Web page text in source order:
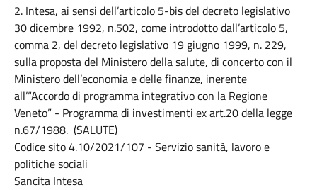
2. Intesa, ai sensi dell’articolo 5-bis del decreto legislativo
30 dicembre 1992, n.502, come introdotto dall’articolo 5,
comma 2, del decreto legislativo 19 giugno 1999, n. 229,
sulla proposta del Ministero della salute, di concerto con il
Ministero dell’economia e delle finanze, inerente
all’“Accordo di programma integrativo con la Regione
Veneto” - Programma di investimenti ex art.20 della legge
n.67/1988. (SALUTE)
Codice sito 4.10/2021/107 - Servizio sanità, lavoro e
politiche sociali
Sancita Intesa